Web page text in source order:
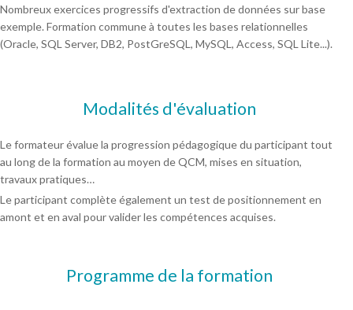
Nombreux exercices progressifs d'extraction de données sur base
exemple. Formation commune à toutes les bases relationnelles
(Oracle, SQL Server, DB2, PostGreSQL, MySQL, Access, SQL Lite...).
Modalités d'évaluation
Le formateur évalue la progression pédagogique du participant tout
au long de la formation au moyen de QCM, mises en situation,
travaux pratiques…
Le participant complète également un test de positionnement en
amont et en aval pour valider les compétences acquises.
Programme de la formation